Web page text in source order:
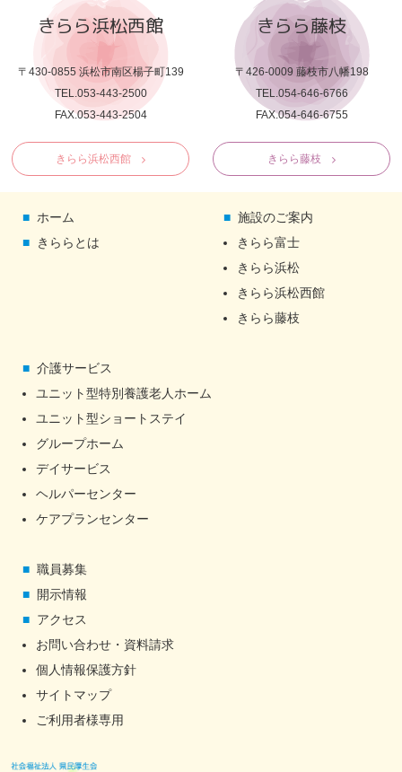
きらら浜松西館
〒430-0855 浜松市南区楊子町139
TEL.053-443-2500
FAX.053-443-2504
きらら浜松西館
きらら藤枝
〒426-0009 藤枝市八幡198
TEL.054-646-6766
FAX.054-646-6755
きらら藤枝
ホーム
きららとは
施設のご案内
きらら富士
きらら浜松
きらら浜松西館
きらら藤枝
介護サービス
ユニット型特別養護老人ホーム
ユニット型ショートステイ
グループホーム
デイサービス
ヘルパーセンター
ケアプランセンター
職員募集
開示情報
アクセス
お問い合わせ・資料請求
個人情報保護方針
サイトマップ
ご利用者様専用